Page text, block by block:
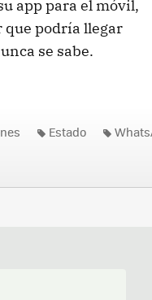
app para el móvil,
que podría llegar
se sabe.
Estado